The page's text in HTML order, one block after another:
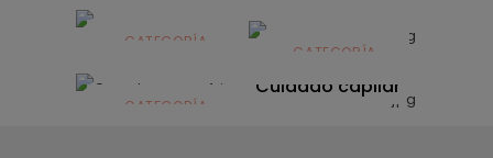
Alimentación
infantilCATEGORÍA
Dermocosmética
CATEGORÍA
Solares
CATEGORÍA
Cuidado capilar